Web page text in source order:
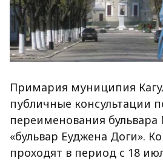
Примария муниципия
публичные консультации
переименования
«бульвар Еуджена Доги».
проходят в период с 18